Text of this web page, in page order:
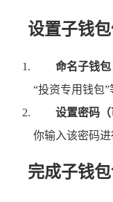
设置子钱
命名子钱包
“投资专用钱包
设置密码（
你输入该密码
完成子钱